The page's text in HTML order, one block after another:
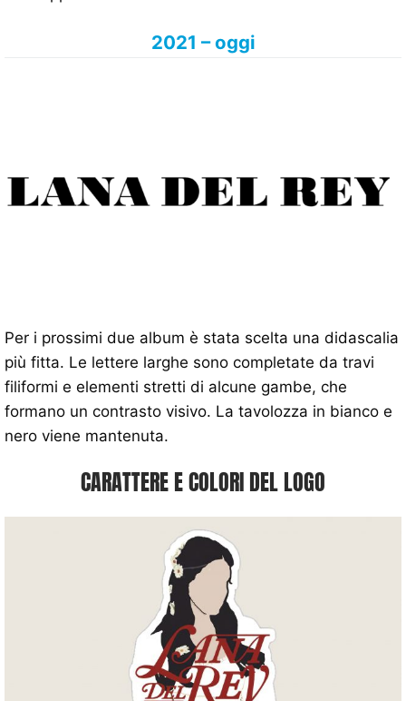
2021 – oggi
Per i prossimi due album è stata scelta una didascalia
più fitta. Le lettere larghe sono completate da travi
filiformi e elementi stretti di alcune gambe, che
formano un contrasto visivo. La tavolozza in bianco e
nero viene mantenuta.
CARATTERE E COLORI DEL LOGO